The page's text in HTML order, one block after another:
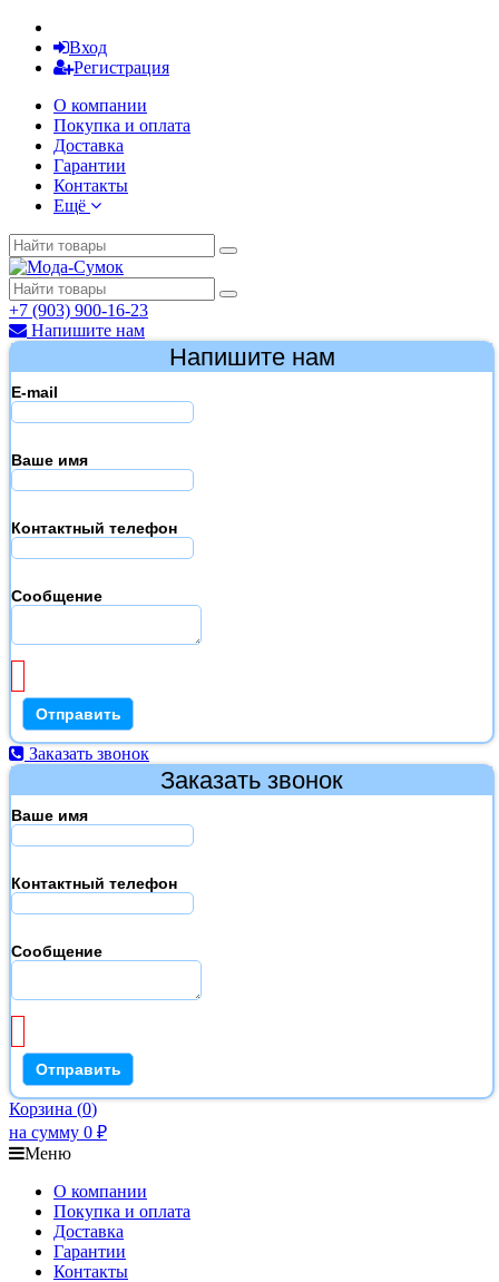
Вход
Регистрация
О компании
Покупка и оплата
Доставка
Гарантии
Контакты
Ещё
+7 (903) 900-16-23
Напишите нам
Напишите нам
E-mail
Ваше имя
Контактный телефон
Сообщение
Заказать звонок
Заказать звонок
Ваше имя
Контактный телефон
Сообщение
Корзина (0)
на сумму 0 ₽
Меню
О компании
Покупка и оплата
Доставка
Гарантии
Контакты